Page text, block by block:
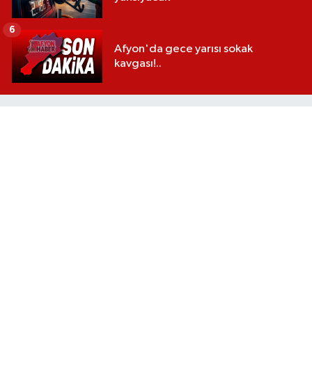
Afyon'da gece yarısı sokak
kavgası!..
6